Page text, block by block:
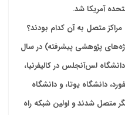
آمریکا شد.
متصل به آن کدام بودند؟
پژوهشی پیشرفته) در سال
دانشگاه لس‌آنجلس در کالیفرنیا،
دانشگاه یوتا، و دانشگاه
متصل شدند و اولین شبکه راه